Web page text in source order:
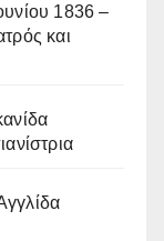
1836 –
και